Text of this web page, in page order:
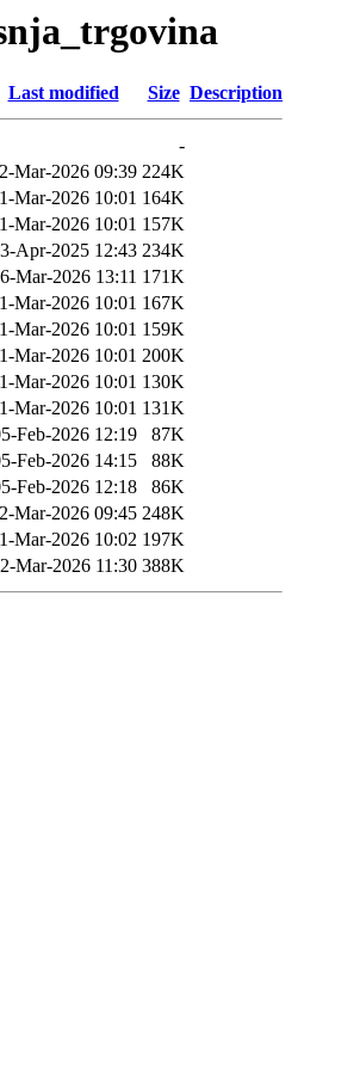
Last modified Size Description
-
Mar-2026 09:39 224K
Mar-2026 10:01 164K
Mar-2026 10:01 157K
Apr-2025 12:43 234K
Mar-2026 13:11 171K
Mar-2026 10:01 167K
Mar-2026 10:01 159K
Mar-2026 10:01 200K
Mar-2026 10:01 130K
Mar-2026 10:01 131K
Feb-2026 12:19
87K
Feb-2026 14:15
88K
Feb-2026 12:18
86K
Mar-2026 09:45 248K
Mar-2026 10:02 197K
Mar-2026 11:30 388K